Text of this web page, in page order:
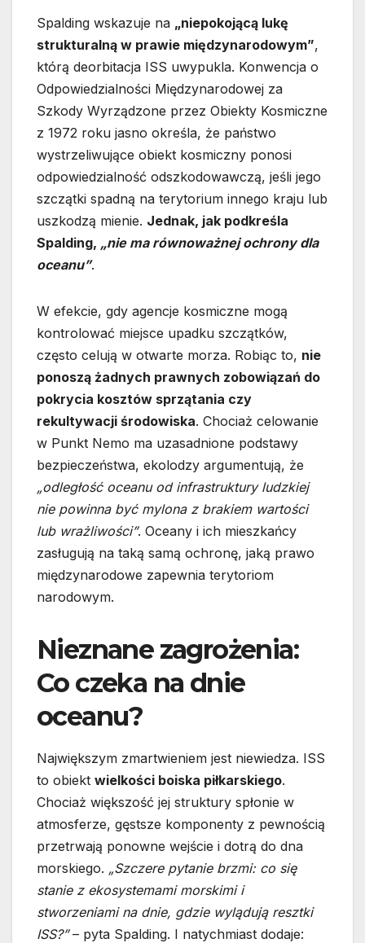
Spalding wskazuje na „niepokojącą lukę
strukturalną w prawie międzynarodowym”,
którą deorbitacja ISS uwypukla. Konwencja o
Odpowiedzialności Międzynarodowej za
Szkody Wyrządzone przez Obiekty Kosmiczne
z 1972 roku jasno określa, że państwo
wystrzeliwujące obiekt kosmiczny ponosi
odpowiedzialność odszkodowawczą, jeśli jego
szczątki spadną na terytorium innego kraju lub
uszkodzą mienie. Jednak, jak podkreśla
Spalding, „nie ma równoważnej ochrony dla
oceanu”.
W efekcie, gdy agencje kosmiczne mogą
kontrolować miejsce upadku szczątków,
często celują w otwarte morza. Robiąc to, nie
ponoszą żadnych prawnych zobowiązań do
pokrycia kosztów sprzątania czy
rekultywacji środowiska. Chociaż celowanie
w Punkt Nemo ma uzasadnione podstawy
bezpieczeństwa, ekolodzy argumentują, że
„odległość oceanu od infrastruktury ludzkiej
nie powinna być mylona z brakiem wartości
lub wrażliwości”. Oceany i ich mieszkańcy
zasługują na taką samą ochronę, jaką prawo
międzynarodowe zapewnia terytoriom
narodowym.
Nieznane zagrożenia:
Co czeka na dnie
oceanu?
Największym zmartwieniem jest niewiedza. ISS
to obiekt wielkości boiska piłkarskiego.
Chociaż większość jej struktury spłonie w
atmosferze, gęstsze komponenty z pewnością
przetrwają ponowne wejście i dotrą do dna
morskiego. „Szczere pytanie brzmi: co się
stanie z ekosystemami morskimi i
stworzeniami na dnie, gdzie wylądują resztki
ISS?”– pyta Spalding. I natychmiast dodaje: